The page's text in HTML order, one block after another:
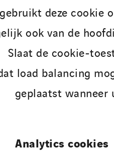
deze cookie
ook van de
Slaat de cookie-
load balancing
geplaatst wanneer
Analytics cookies